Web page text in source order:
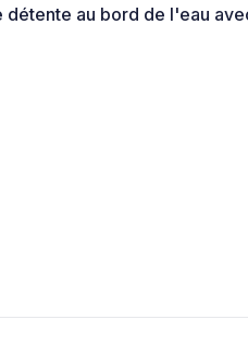
détente au bord de l'eau